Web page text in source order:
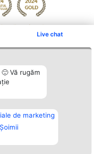
Live chat
Vă rugăm
de marketing
Arată mai multe >>